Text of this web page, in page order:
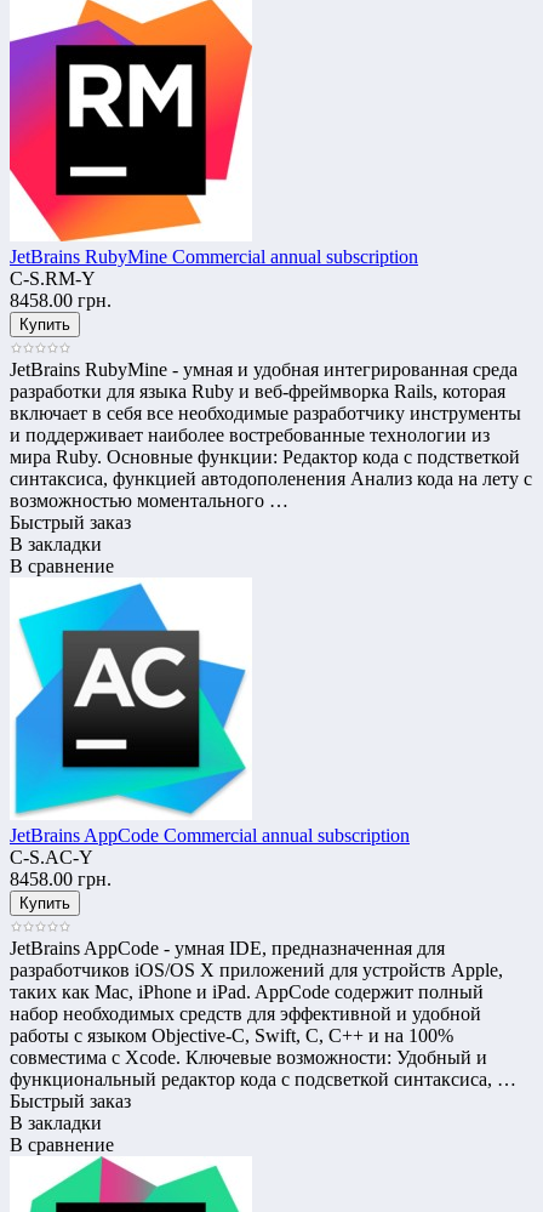
JetBrains RubyMine Commercial annual subscription
C-S.RM-Y
8458.00 грн.
JetBrains RubyMine - умная и удобная интегрированная среда
разработки для языка Ruby и веб-фреймворка Rails, которая
включает в себя все необходимые разработчику инструменты
и поддерживает наиболее востребованные технологии из
мира Ruby. Основные функции: Редактор кода с подстветкой
синтаксиса, функцией автодополенения Анализ кода на лету с
возможностью моментального …
Быстрый заказ
В закладки
В сравнение
JetBrains AppCode Commercial annual subscription
C-S.AC-Y
8458.00 грн.
JetBrains AppCode - умная IDE, предназначенная для
разработчиков iOS/OS X приложений для устройств Apple,
таких как Mac, iPhone и iPad. AppCode содержит полный
набор необходимых средств для эффективной и удобной
работы с языком Objective-C, Swift, C, C++ и на 100%
совместима с Xcode. Ключевые возможности: Удобный и
функциональный редактор кода с подсветкой синтаксиса, …
Быстрый заказ
В закладки
В сравнение